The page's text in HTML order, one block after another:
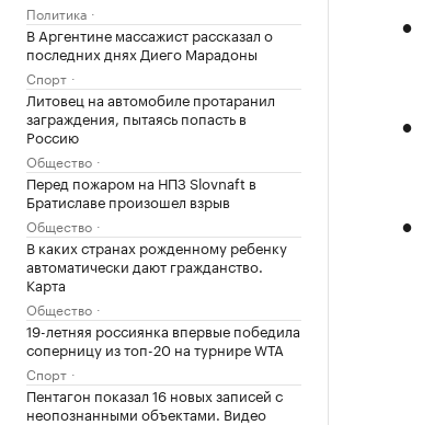
Политика
В Аргентине массажист рассказал о
последних днях Диего Марадоны
Спорт
Литовец на автомобиле протаранил
заграждения, пытаясь попасть в
Россию
Общество
Перед пожаром на НПЗ Slovnaft в
Братиславе произошел взрыв
Общество
В каких странах рожденному ребенку
автоматически дают гражданство.
Карта
Общество
19-летняя россиянка впервые победила
соперницу из топ-20 на турнире WTA
Спорт
Пентагон показал 16 новых записей с
неопознанными объектами. Видео